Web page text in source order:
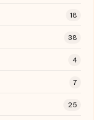
18
38
4
7
25